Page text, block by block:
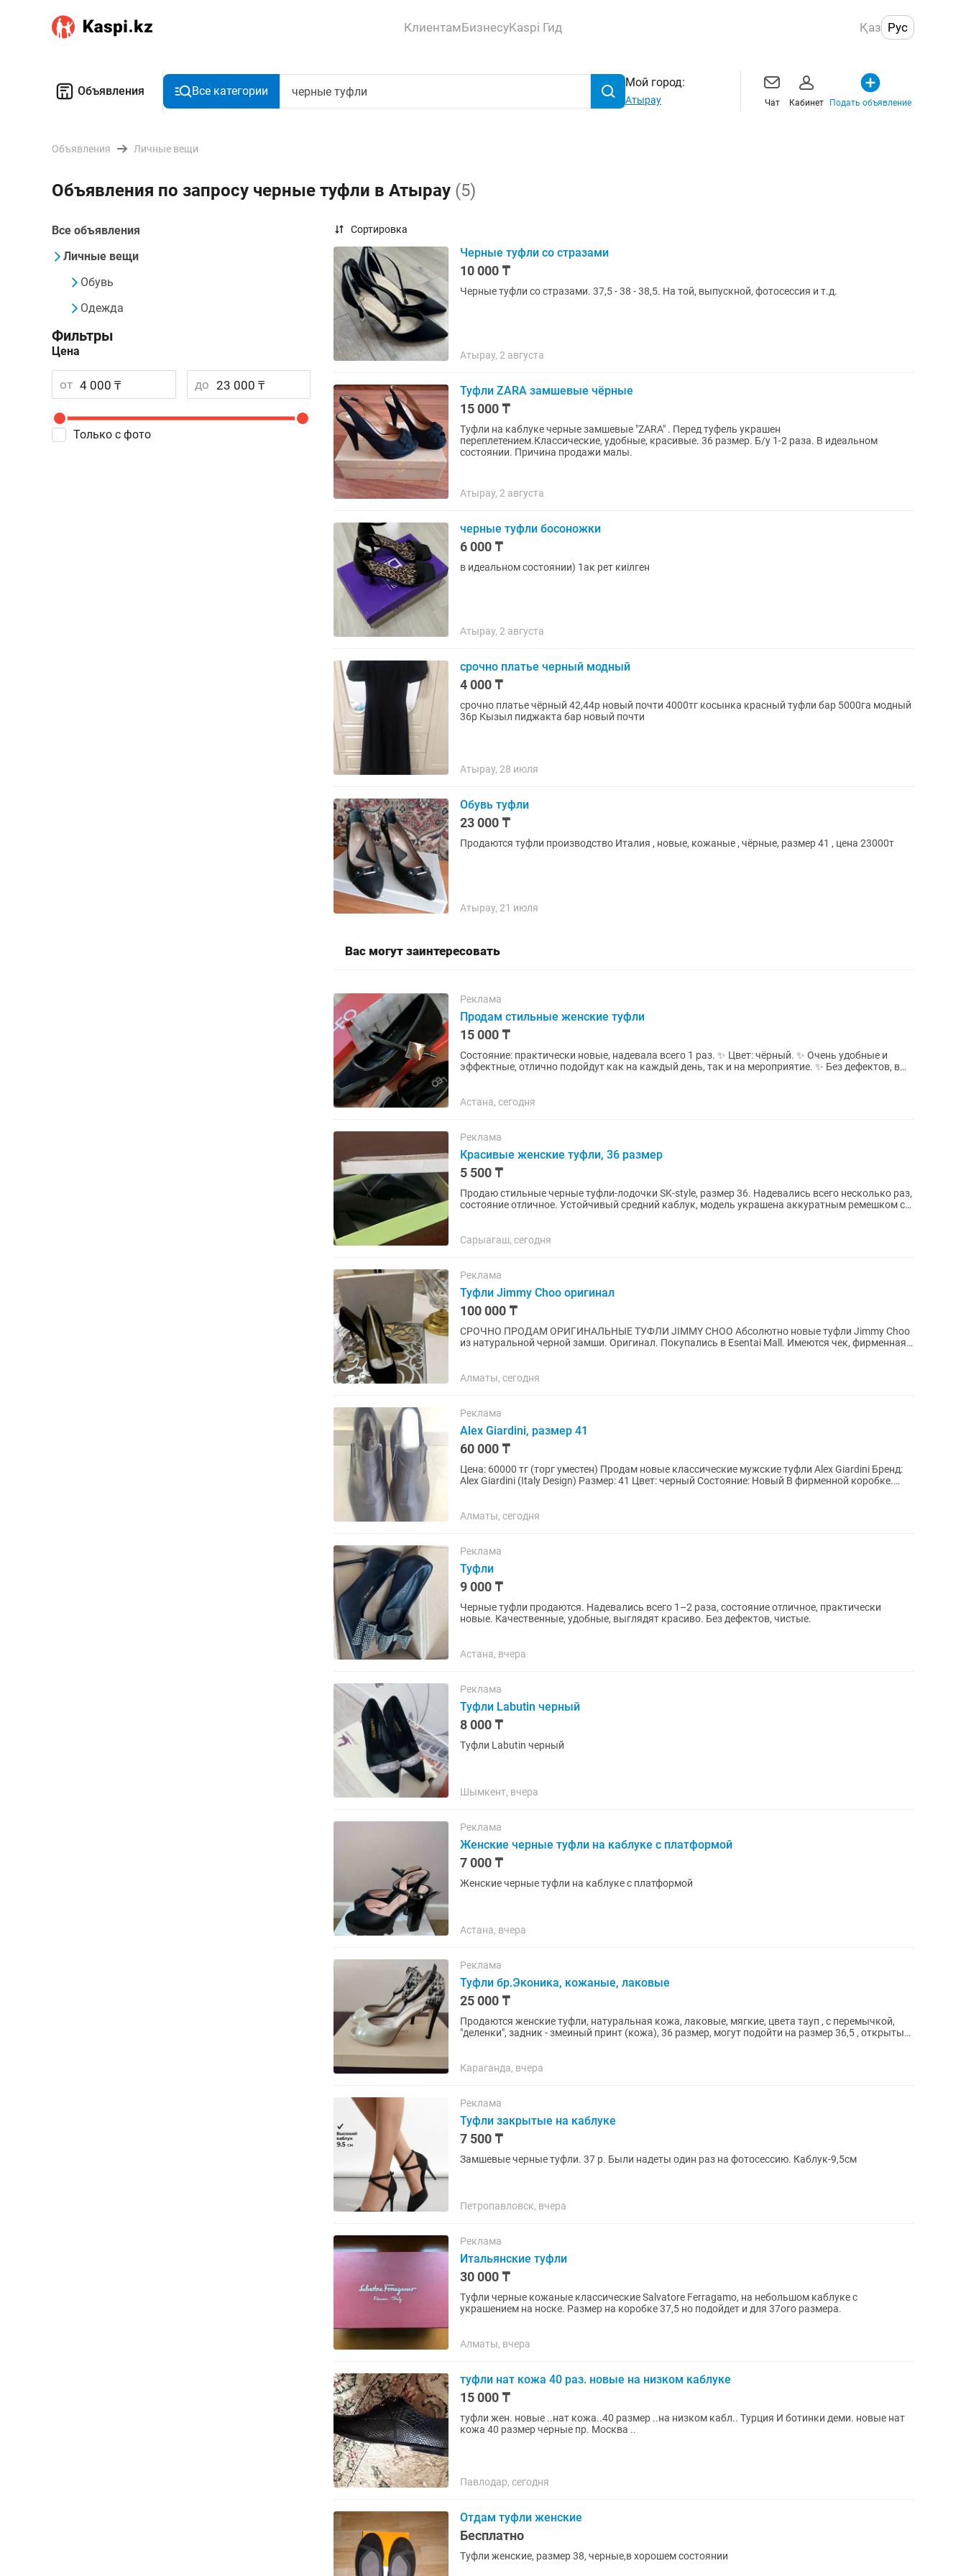
КлиентамБизнесуKaspi Гид Қаз Рус
Объявления Все категории
Мой город:
Атырау Чат Кабинет Подать объявление
Объявления Личные вещи
Объявления по запросу черные туфли в Атырау (5)
Все объявления
Личные вещи
Обувь
Одежда
Фильтры
Цена
от до
Только с фото
Сортировка
Черные туфли со стразами
10 000 ₸
Черные туфли со стразами. 37,5 - 38 - 38,5. На той, выпускной, фотосессия и т.д.
Атырау, 2 августа
Туфли ZARA замшевые чёрные
15 000 ₸
Туфли на каблуке черные замшевые "ZARA" . Перед туфель украшен
переплетением.Классические, удобные, красивые. 36 размер. Б/у 1-2 раза. В идеальном
состоянии. Причина продажи малы.
Атырау, 2 августа
черные туфли босоножки
6 000 ₸
в идеальном состоянии) 1ак рет киілген
Атырау, 2 августа
срочно платье черный модный
4 000 ₸
срочно платье чёрный 42,44р новый почти 4000тг косынка красный туфли бар 5000га модный
36р Кызыл пиджакта бар новый почти
Атырау, 28 июля
Обувь туфли
23 000 ₸
Продаются туфли производство Италия , новые, кожаные , чёрные, размер 41 , цена 23000т
Атырау, 21 июля
Вас могут заинтересовать
Реклама
Продам стильные женские туфли
15 000 ₸
Состояние: практически новые, надевала всего 1 раз. ✨ Цвет: чёрный. ✨ Очень удобные и
эффектные, отлично подойдут как на каждый день, так и на мероприятие. ✨ Без дефектов, в
Астана, сегодня
Реклама
Красивые женские туфли, 36 размер
5 500 ₸
Продаю стильные черные туфли-лодочки SK-style, размер 36. Надевались всего несколько раз,
состояние отличное. Устойчивый средний каблук, модель украшена аккуратным ремешком со
Сарыагаш, сегодня
Реклама
Туфли Jimmy Choo оригинал
100 000 ₸
СРОЧНО ПРОДАМ ОРИГИНАЛЬНЫЕ ТУФЛИ JIMMY CHOO Абсолютно новые туфли Jimmy Choo
из натуральной черной замши. Оригинал. Покупались в Esentai Mall. Имеются чек, фирменная
Алматы, сегодня
Реклама
Alex Giardini, размер 41
60 000 ₸
Цена: 60000 тг (торг уместен) Продам новые классические мужские туфли Alex Giardini Бренд:
Alex Giardini (Italy Design) Размер: 41 Цвет: черный Состояние: Новый В фирменной коробке.
Алматы, сегодня
Реклама
Туфли
9 000 ₸
Черные туфли продаются. Надевались всего 1–2 раза, состояние отличное, практически
новые. Качественные, удобные, выглядят красиво. Без дефектов, чистые.
Астана, вчера
Реклама
Туфли Labutin черный
8 000 ₸
Туфли Labutin черный
Шымкент, вчера
Реклама
Женские черные туфли на каблуке с платформой
7 000 ₸
Женские черные туфли на каблуке с платформой
Астана, вчера
Реклама
Туфли бр.Эконика, кожаные, лаковые
25 000 ₸
Продаются женские туфли, натуральная кожа, лаковые, мягкие, цвета тауп , с перемычкой,
"деленки", задник - змеиный принт (кожа), 36 размер, могут подойти на размер 36,5 , открытый
Караганда, вчера
Реклама
Туфли закрытые на каблуке
7 500 ₸
Замшевые черные туфли. 37 р. Были надеты один раз на фотосессию. Каблук-9,5см
Петропавловск, вчера
Реклама
Итальянские туфли
30 000 ₸
Туфли черные кожаные классические Salvatore Ferragamo, на небольшом каблуке с
украшением на носке. Размер на коробке 37,5 но подойдет и для 37ого размера.
Алматы, вчера
туфли нат кожа 40 раз. новые на низком каблуке
15 000 ₸
туфли жен. новые ..нат кожа..40 размер ..на низком кабл.. Турция И ботинки деми. новые нат
кожа 40 размер черные пр. Москва ..
Павлодар, сегодня
Отдам туфли женские
Бесплатно
Туфли женские, размер 38, черные,в хорошем состоянии